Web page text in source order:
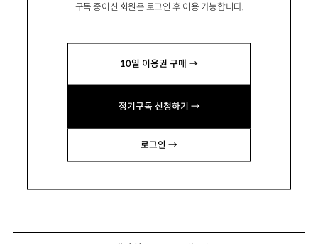
구독 중이신 회원은 로그인 후 이용 가능합니다.
10일 이용권 구매 →
정기구독 신청하기 →
로그인 →